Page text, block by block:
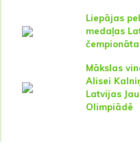
Liepājas
medaļas
Mākslas
Alisei
Latvijas
Olimpiādē